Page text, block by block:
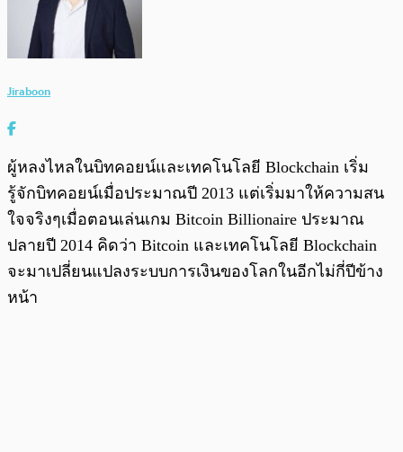
Jiraboon
ผู้หลงไหลในบิทคอยน์และเทคโนโลยี Blockchain เริ่ม
รู้จักบิทคอยน์เมื่อประมาณปี 2013 แต่เริ่มมาให้ความสน
ใจจริงๆเมื่อตอนเล่นเกม Bitcoin Billionaire ประมาณ
ปลายปี 2014 คิดว่า Bitcoin และเทคโนโลยี Blockchain
จะมาเปลี่ยนแปลงระบบการเงินของโลกในอีกไม่กี่ปีข้าง
หน้า